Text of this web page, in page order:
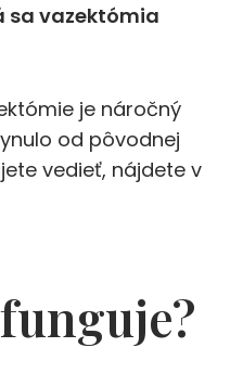
sa vazektómia
je náročný
od pôvodnej
vedieť, nájdete v